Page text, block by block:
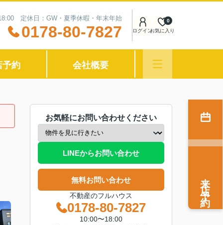
定休日：GW・夏季休暇・年末年始
0178-80-7827 ログインお気に入り
0
予約 会社概要
お気軽にお問い合わせください
LINEからお問い合わせ
無料お問い合わせ
不動産のフルハウス
0178-80-7827
10:00〜18:00
来店予約